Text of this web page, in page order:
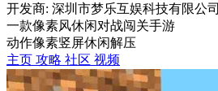
开发商: 深圳市梦乐互娱科技有限公司
一款像素风休闲对战闯关手游
动作像素竖屏休闲解压
主页 攻略 社区 视频